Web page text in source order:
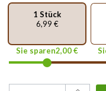
1 Stück
6,99 €
Sie sparen2,00 €